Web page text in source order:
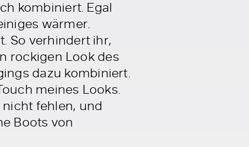
kombiniert. Egal
wärmer.
So verhindert ihr,
rockigen Look des
dazu kombiniert.
meines Looks.
fehlen, und
Boots von